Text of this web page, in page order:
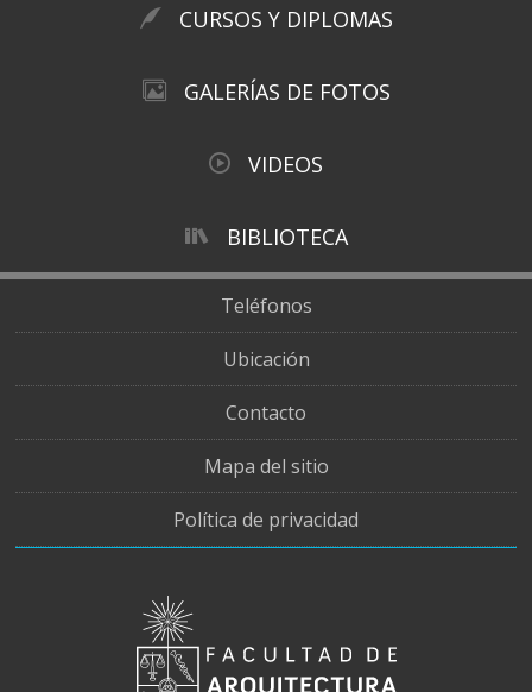
CURSOS Y DIPLOMAS
GALERÍAS DE FOTOS
VIDEOS
BIBLIOTECA
Teléfonos
Ubicación
Contacto
Mapa del sitio
Política de privacidad